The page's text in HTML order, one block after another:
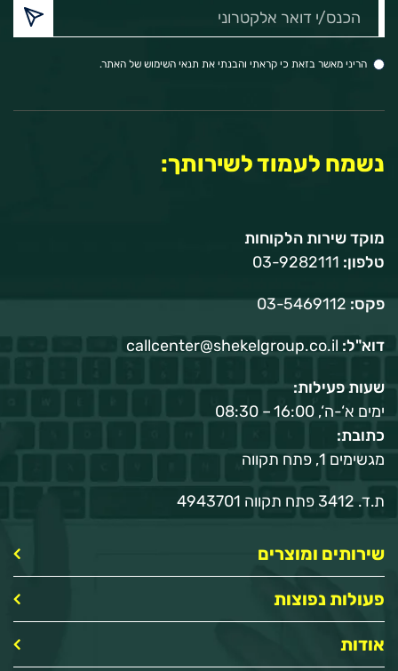
דואר
אלקטרוני:
הריני מאשר בזאת כי קראתי והבנתי את תנאי השימוש של האתר.
נשמח לעמוד לשירותך:
מוקד שירות הלקוחות
טלפון:
פקס:
דוא"ל: callcenter@shekelgroup.co.il
שעות פעילות:
ימים א‘-ה‘, 16:00 – 08:30
כתובת:
מגשימים 1, פתח תקווה
ת.ד. 3412 פתח תקווה 4943701
שירותים ומוצרים
פעולות נפוצות
אודות